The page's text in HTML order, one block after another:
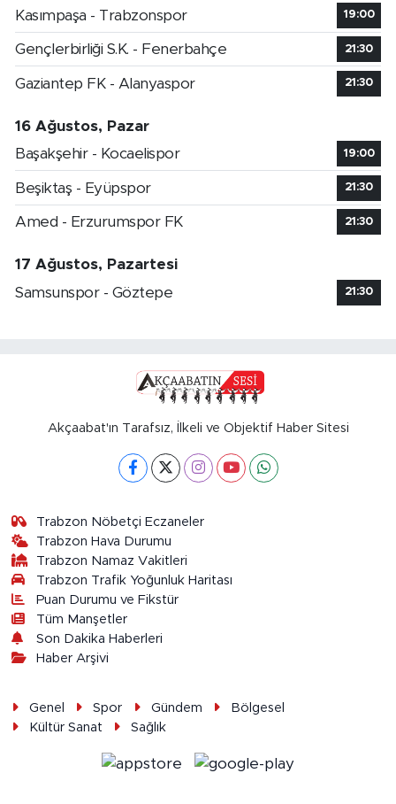
Kasımpaşa - Trabzonspor 19:00
Gençlerbirliği S.K. - Fenerbahçe 21:30
Gaziantep FK - Alanyaspor 21:30
16 Ağustos, Pazar
Başakşehir - Kocaelispor
19:00
Beşiktaş - Eyüpspor 21:30
Amed - Erzurumspor FK 21:30
17 Ağustos, Pazartesi
Samsunspor - Göztepe
21:30
Akçaabat'ın Tarafsız, İlkeli ve Objektif Haber Sitesi
Trabzon Nöbetçi Eczaneler
Trabzon Hava Durumu
Trabzon Namaz Vakitleri
Trabzon Trafik Yoğunluk Haritası
Puan Durumu ve Fikstür
Tüm Manşetler
Son Dakika Haberleri
Haber Arşivi
Genel Spor Gündem
Bölgesel
Kültür Sanat
Sağlık